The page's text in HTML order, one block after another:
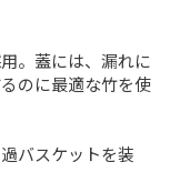
。蓋には、漏れに
のに最適な竹を使
バスケットを装